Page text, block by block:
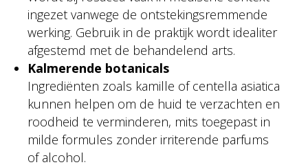
ingezet vanwege de ontstekingsremmende
werking. Gebruik in de praktijk wordt idealiter
afgestemd met de behandelend arts.
Kalmerende botanicals
Ingrediënten zoals kamille of centella asiatica
kunnen helpen om de huid te verzachten en
roodheid te verminderen, mits toegepast in
milde formules zonder irriterende parfums
of alcohol.